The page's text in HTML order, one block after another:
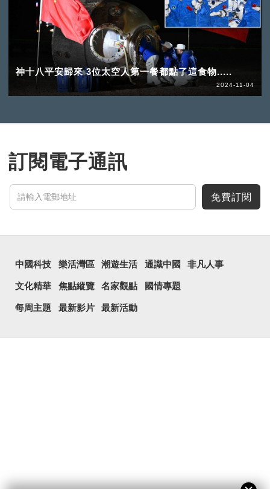
神十八平安歸來 3位太空人第一餐都點了這食物.....
2024-11-04
訂閱電子通訊
免費訂閱
中國科技 樂活灣區 潮遊生活 通識中國 非凡人事
文化精華 焦點縱覽 名家觀點 國情專題
每周主題 最新影片 最新活動